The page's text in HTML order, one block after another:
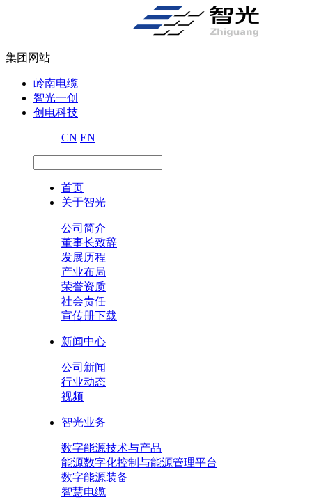
集团网站
岭南电缆
智光一创
创电科技
CN EN
首页
关于智光
公司简介
董事长致辞
发展历程
产业布局
荣誉资质
社会责任
宣传册下载
新闻中心
公司新闻
行业动态
视频
智光业务
数字能源技术与产品
能源数字化控制与能源管理平台
数字能源装备
智慧电缆